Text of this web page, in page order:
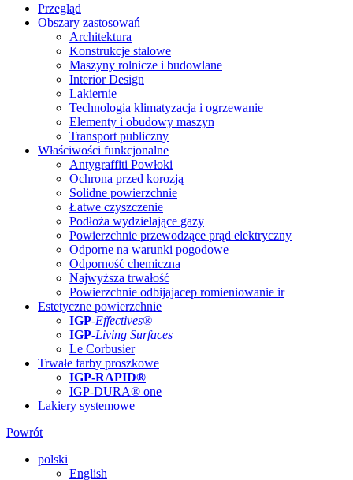
Przegląd
Obszary zastosowań
Architektura
Konstrukcje stalowe
Maszyny rolnicze i budowlane
Interior Design
Lakiernie
Technologia klimatyzacja i ogrzewanie
Elementy i obudowy maszyn
Transport publiczny
Właściwości funkcjonalne
Antygraffiti Powłoki
Ochrona przed korozją
Solidne powierzchnie
Łatwe czyszczenie
Podłoża wydzielające gazy
Powierzchnie przewodzące prąd elektryczny
Odporne na warunki pogodowe
Odporność chemiczna
Najwyższa trwałość
Powierzchnie odbijajacep romieniowanie ir
Estetyczne powierzchnie
IGP-Effectives®
IGP-Living Surfaces
Le Corbusier
Trwałe farby proszkowe
IGP-RAPID®
IGP-DURA® one
Lakiery systemowe
Powrót
polski
English